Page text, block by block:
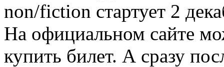
non/fiction стартует 2
На официальном сайте
купить билет. А сразу